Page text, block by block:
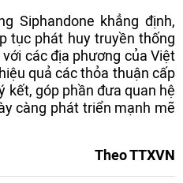
Siphandone khẳng định,
tục phát huy truyền thống
các địa phương của Việt
quả các thỏa thuận cấp
kết, góp phần đưa quan hệ
càng phát triển mạnh mẽ
Theo TTXVN